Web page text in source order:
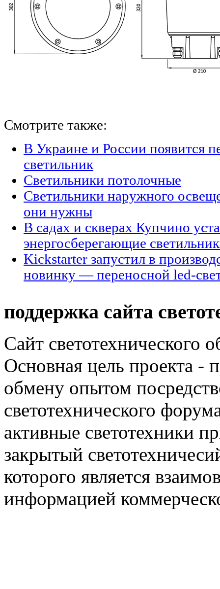
Смотрите также:
В Украине и России появится
светильник
Светильники потолочные
Светильники наружного
они нужны
В садах и скверах Купчино
энергосберегающие
Kickstarter запустил в
новинку — переносной led-
поддержка сайта
Сайт светотехнического
Основная цель проекта -
обмену опытом
светотехнического
активные светотехники
закрытый
которого является
информацией